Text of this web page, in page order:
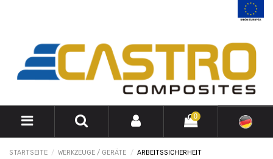
0
STARTSEITE WERKZEUGE / GERÄTE ARBEITSSICHERHEIT